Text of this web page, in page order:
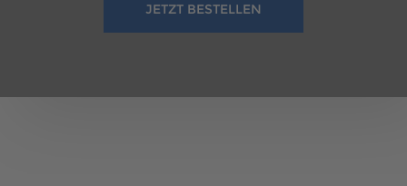
JETZT BESTELLEN